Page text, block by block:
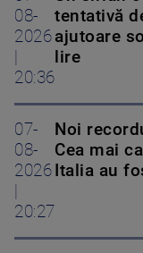
08-
2026
20:36
tentativă
ajutoare
lire
07-
08-
2026
20:27
Noi
Cea mai
Italia au